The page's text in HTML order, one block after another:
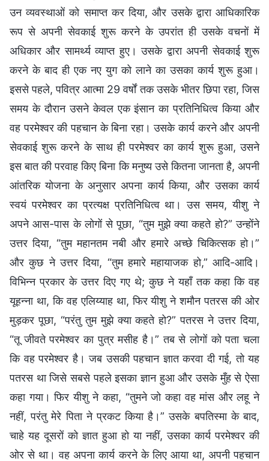
उन व्यवस्थाओं को समाप्त कर दिया, और उसके द्वारा आधिकारिक
रूप से अपनी सेवकाई शुरू करने के उपरांत ही उसके वचनों में
अधिकार और सामर्थ्य व्याप्त हुए। उसके द्वारा अपनी सेवकाई शुरू
करने के बाद ही एक नए युग को लाने का उसका कार्य शुरू हुआ।
इससे पहले, पवित्र आत्मा 29 वर्षों तक उसके भीतर छिपा रहा, जिस
समय के दौरान उसने केवल एक इंसान का प्रतिनिधित्व किया और
वह परमेश्वर की पहचान के बिना रहा। उसके कार्य करने और अपनी
सेवकाई शुरू करने के साथ ही परमेश्वर का कार्य शुरू हुआ, उसने
इस बात की परवाह किए बिना कि मनुष्य उसे कितना जानता है, अपनी
आंतरिक योजना के अनुसार अपना कार्य किया, और उसका कार्य
स्वयं परमेश्वर का प्रत्यक्ष प्रतिनिधित्व था। उस समय, यीशु ने
अपने आस-पास के लोगों से पूछा, “तुम मुझे क्या कहते हो?” उन्होंने
उत्तर दिया, “तुम महानतम नबी और हमारे अच्छे चिकित्सक हो।”
और कुछ ने उत्तर दिया, “तुम हमारे महायाजक हो,” आदि-आदि।
विभिन्न प्रकार के उत्तर दिए गए थे; कुछ ने यहाँ तक कहा कि वह
यूहन्ना था, कि वह एलिय्याह था, फिर यीशु ने शमौन पतरस की ओर
मुड़कर पूछा, “परंतु तुम मुझे क्या कहते हो?” पतरस ने उत्तर दिया,
“तू जीवते परमेश्वर का पुत्र मसीह है।” तब से लोगों को पता चला
कि वह परमेश्वर है। जब उसकी पहचान ज्ञात करवा दी गई, तो यह
पतरस था जिसे सबसे पहले इसका ज्ञान हुआ और उसके मुँह से ऐसा
कहा गया। फिर यीशु ने कहा, “तुमने जो कहा वह मांस और लहू ने
नहीं, परंतु मेरे पिता ने प्रकट किया है।” उसके बपतिस्मा के बाद,
चाहे यह दूसरों को ज्ञात हुआ हो या नहीं, उसका कार्य परमेश्वर की
ओर से था। वह अपना कार्य करने के लिए आया था, अपनी पहचान